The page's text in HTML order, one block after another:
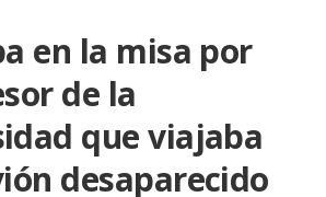
en la misa por
de la
que viajaba
desaparecido